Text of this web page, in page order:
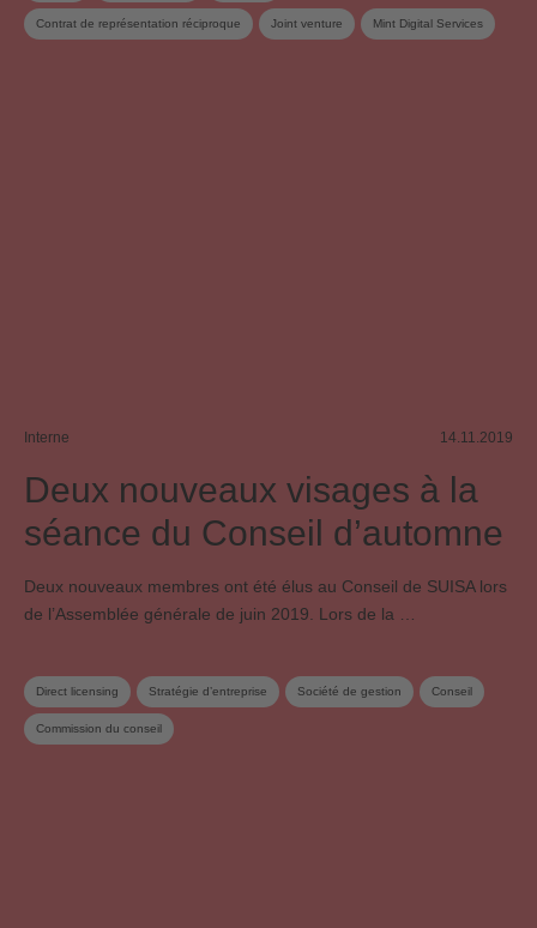
Contrat de représentation réciproque Joint venture Mint Digital Services
Interne 14.11.2019
Deux nouveaux visages à la
séance du Conseil d’automne
Deux nouveaux membres ont été élus au Conseil de SUISA lors
de l’Assemblée générale de juin 2019. Lors de la …
Direct licensing Stratégie d’entreprise Société de gestion Conseil
Commission du conseil